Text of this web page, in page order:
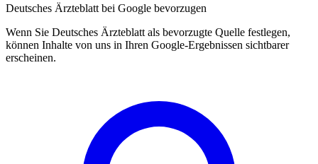
Deutsches Ärzteblatt bei Google bevorzugen
Wenn Sie Deutsches Ärzteblatt als bevorzugte Quelle festlegen,
können Inhalte von uns in Ihren Google-Ergebnissen sichtbarer
erscheinen.